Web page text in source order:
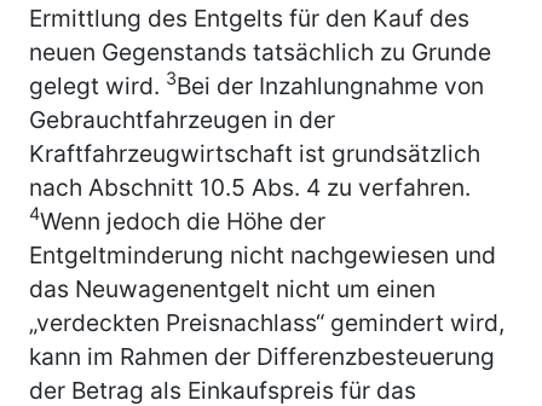
Ermittlung des Entgelts für den Kauf des
neuen Gegenstands tatsächlich zu Grunde
gelegt wird. 3Bei der Inzahlungnahme von
Gebrauchtfahrzeugen in der
Kraftfahrzeugwirtschaft ist grundsätzlich
nach Abschnitt 10.5 Abs. 4 zu verfahren.
4Wenn jedoch die Höhe der
Entgeltminderung nicht nachgewiesen und
das Neuwagenentgelt nicht um einen
„verdeckten Preisnachlass“ gemindert wird,
kann im Rahmen der Differenzbesteuerung
der Betrag als Einkaufspreis für das